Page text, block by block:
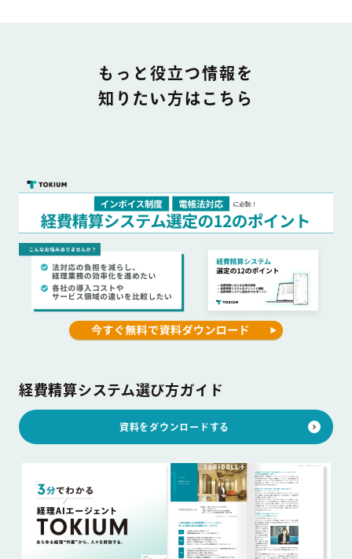
DOCUMENT
もっと役立つ情報を
知りたい方はこちら
経費精算システム選び方ガイド
資料をダウンロードする